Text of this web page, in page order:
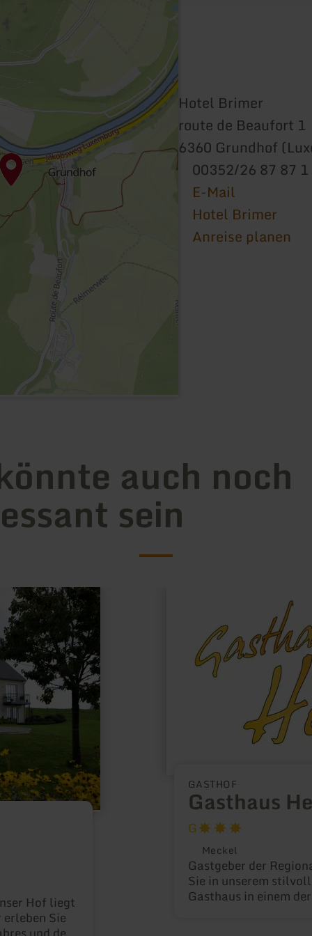
Hotel Brimer
route de Beaufort 1
6360 Grundhof
00352/26 87 87 1
E-Mail
Hotel Brimer
Anreise planen
auch noch
sein
Hof liegt
Sie
GASTHOF
Gasthaus
G
Meckel
Gastgeber der
Sie in unserem
Gasthaus in einem